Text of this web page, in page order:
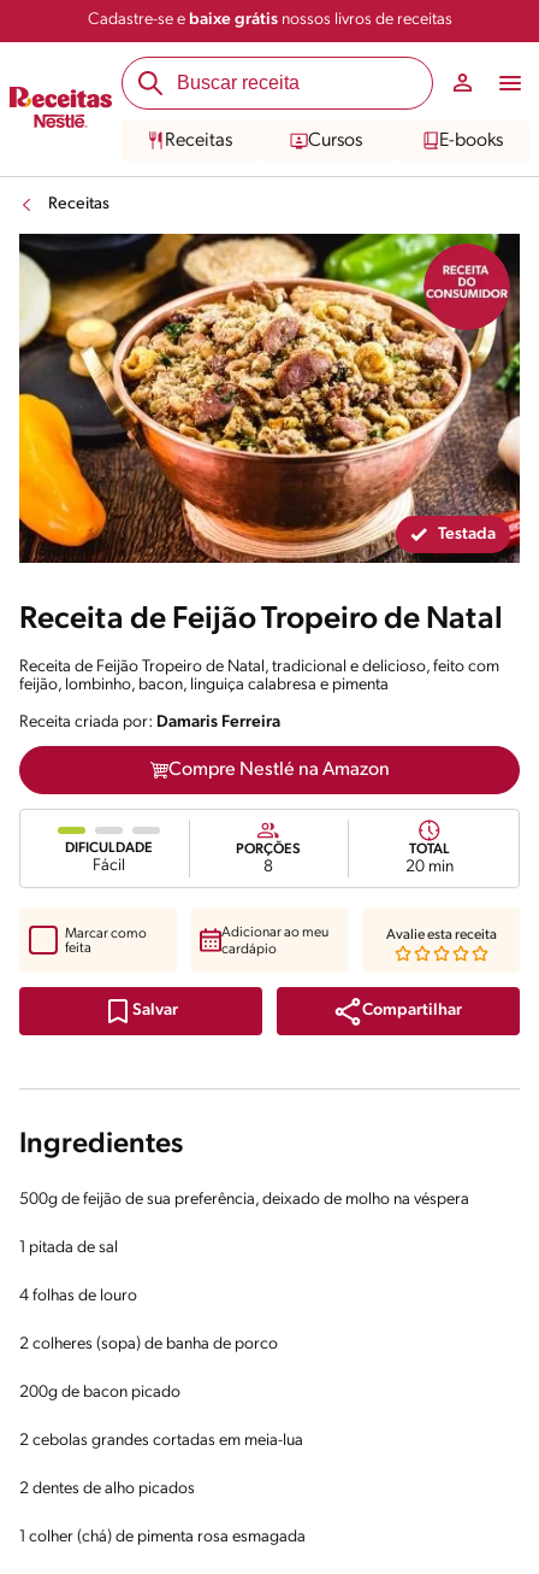
Cadastre-se e baixe grátisnossos livros de receitas
Receitas Cursos E-books
Receitas
Salvar Compartilhar
Testada
Receita de Feijão Tropeiro de Natal
Receita de Feijão Tropeiro de Natal, tradicional e delicioso, feito com
feijão, lombinho, bacon, linguiça calabresa e pimenta
Receita criada por: Damaris Ferreira
Compre Nestlé na Amazon
DIFICULDADE
Fácil
PORÇÕES
8
TOTAL
20 min
Salvar Compartilhar
Marcar como
feita
Adicionar ao meu
cardápio
Avalie esta receita
Ingredientes
500g de feijão de sua preferência, deixado de molho na véspera
1 pitada de sal
4 folhas de louro
2 colheres (sopa) de banha de porco
200g de bacon picado
2 cebolas grandes cortadas em meia-lua
2 dentes de alho picados
1 colher (chá) de pimenta rosa esmagada